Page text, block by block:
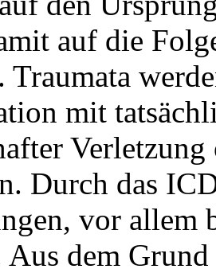
auf die
Traumata
mit
Durch das
vor allem
dem